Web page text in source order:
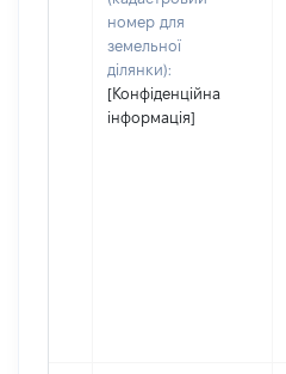
номер для
земельної
ділянки):
[Конфіденційна
інформація]